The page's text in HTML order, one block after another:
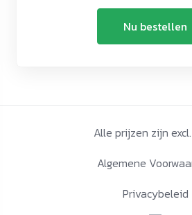
Nu bestellen
Alle prijzen zijn
Algemene
Privacybeleid